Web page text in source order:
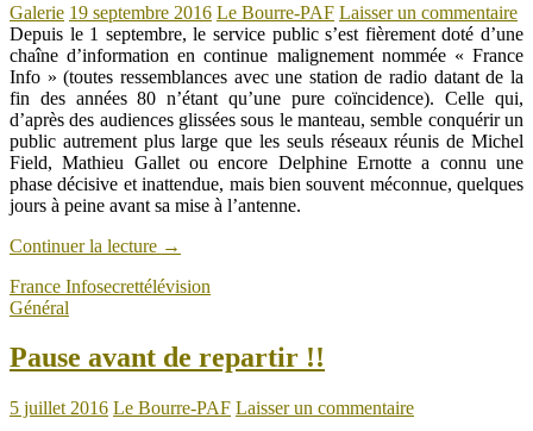
Galerie 19 septembre 2016 Le Bourre-PAF Laisser un commentaire
Depuis le 1 septembre, le service public s’est fièrement doté d’une
chaîne d’information en continue malignement nommée « France
Info » (toutes ressemblances avec une station de radio datant de la
fin des années 80 n’étant qu’une pure coïncidence). Celle qui,
d’après des audiences glissées sous le manteau, semble conquérir un
public autrement plus large que les seuls réseaux réunis de Michel
Field, Mathieu Gallet ou encore Delphine Ernotte a connu une
phase décisive et inattendue, mais bien souvent méconnue, quelques
jours à peine avant sa mise à l’antenne.
Continuer la lecture →
France Infosecrettélévision
Général
Pause avant de repartir !!
5 juillet 2016 Le Bourre-PAF Laisser un commentaire